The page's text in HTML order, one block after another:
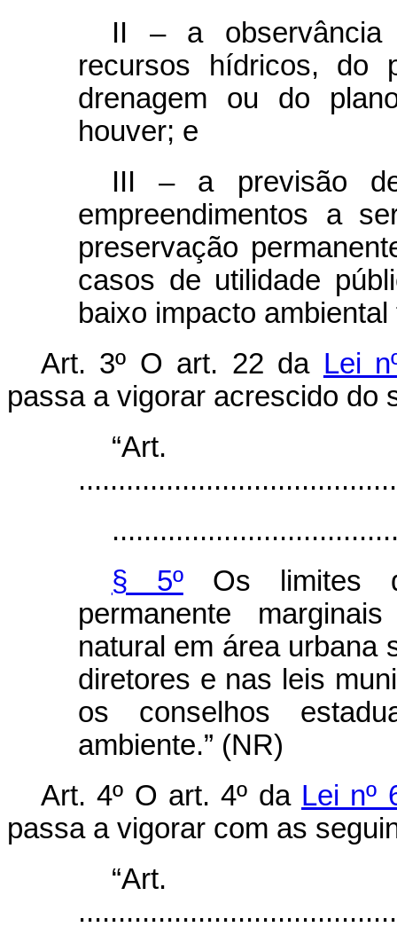
II – a
recursos hídricos, do
drenagem ou do
houver; e
III – a previsão
empreendimentos a
preservação
casos de utilidade
baixo impacto
Art. 3º O art. 22 da Lei
passa a vigorar acrescido do
§ 5ºOs limites
permanente
natural em área urbana
diretores e nas leis
os conselhos
ambiente.” (NR)
Art. 4º O art. 4º da Lei nº
passa a vigorar com as